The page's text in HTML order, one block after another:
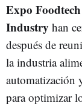
Expo
Industry han
después de
la industria
automatización
para optimizar